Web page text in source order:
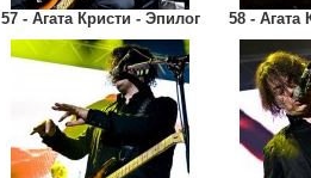
57 - Агата Кристи - Эпилог 58 - Агата